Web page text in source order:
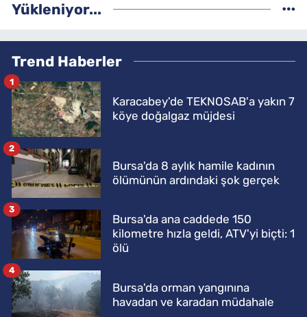
Yükleniyor...
Trend Haberler
Karacabey'de TEKNOSAB'a yakın 7
köye doğalgaz müjdesi
1
Bursa'da 8 aylık hamile kadının
ölümünün ardındaki şok gerçek
2
Bursa'da ana caddede 150
kilometre hızla geldi, ATV'yi biçti: 1
ölü
3
Bursa'da orman yangınına
havadan ve karadan müdahale
4